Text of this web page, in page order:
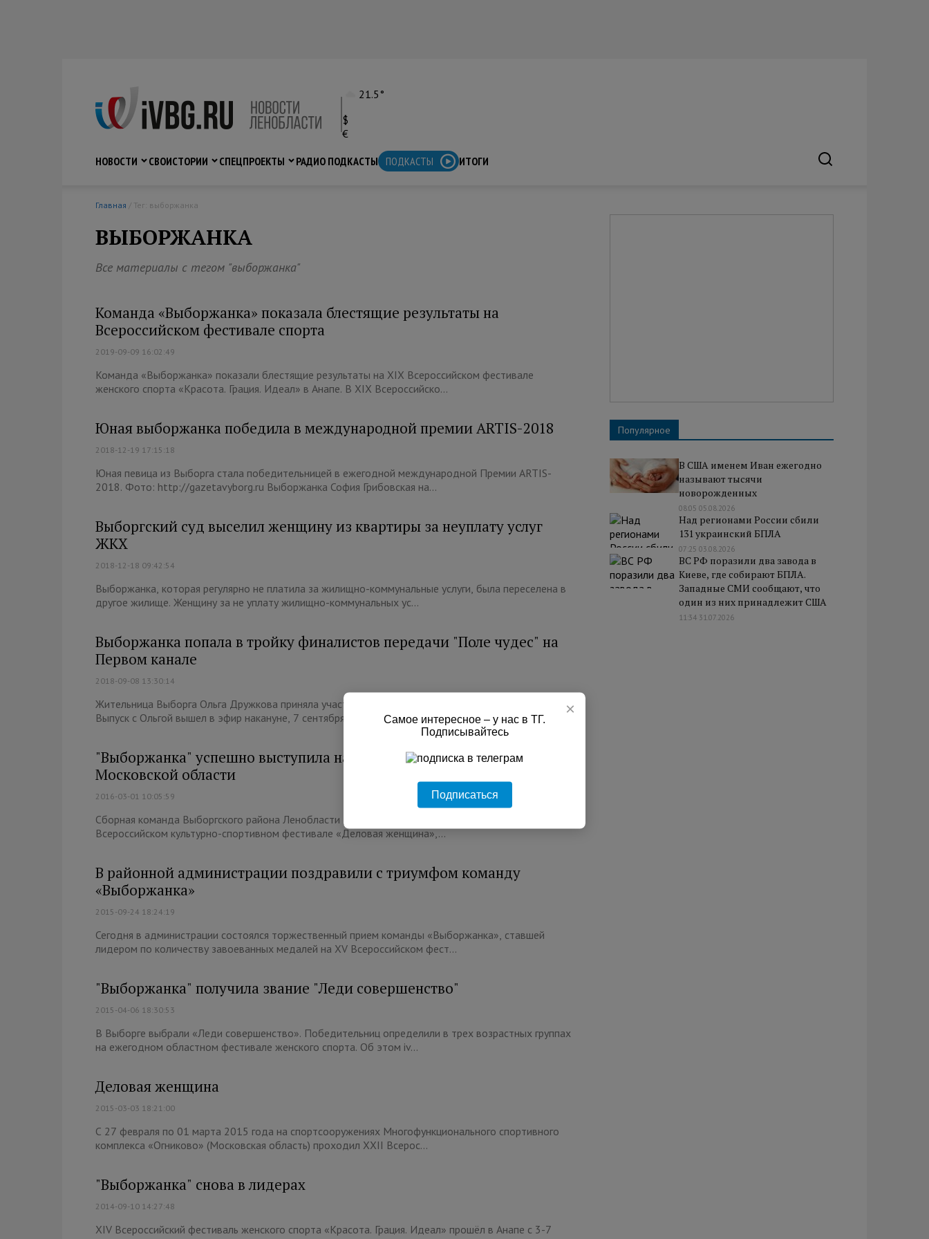
21.5°
$
€
НОВОСТИ
СВОИСТОРИИ СПЕЦПРОЕКТЫ РАДИО ПОДКАСТЫ ПОДКАСТЫ ИТОГИ
Главная / Тег: выборжанка
ВЫБОРЖАНКА
Все материалы с тегом "выборжанка"
Команда «Выборжанка» показала блестящие результаты на
Всероссийском фестивале спорта
2019-09-09 16:02:49
Команда «Выборжанка» показали блестящие результаты на ХIX Всероссийском фестивале
женского спорта «Красота. Грация. Идеал» в Анапе. В ХIX Всероссийско...
Юная выборжанка победила в международной премии ARTIS-2018
2018-12-19 17:15:18
Юная певица из Выборга стала победительницей в ежегодной международной Премии ARTIS-
2018. Фото: http://gazetavyborg.ru Выборжанка София Грибовская на...
Выборгский суд выселил женщину из квартиры за неуплату услуг
ЖКХ
2018-12-18 09:42:54
Выборжанка, которая регулярно не платила за жилищно-коммунальные услуги, была переселена в
другое жилище. Женщину за не уплату жилищно-коммунальных ус...
Выборжанка попала в тройку финалистов передачи "Поле чудес" на
Первом канале
2018-09-08 13:30:14
Жительница Выборга Ольга Дружкова приняла участие в популярной телепередаче "Поле чудес".
Выпуск с Ольгой вышел в эфир накануне, 7 сентября. Уроженка...
"Выборжанка" успешно выступила на фестивале "Деловая женщина" в
Московской области
2016-03-01 10:05:59
Сборная команда Выборгского района Ленобласти достойно представила наш район на XXIII
Всероссийском культурно-спортивном фестивале «Деловая женщина»,...
В районной администрации поздравили с триумфом команду
«Выборжанка»
2015-09-24 18:24:19
Сегодня в администрации состоялся торжественный прием команды «Выборжанка», ставшей
лидером по количеству завоеванных медалей на XV Всероссийском фест...
"Выборжанка" получила звание "Леди совершенство"
2015-04-06 18:30:53
В Выборге выбрали «Леди совершенство». Победительниц определили в трех возрастных группах
на ежегодном областном фестивале женского спорта. Об этом iv...
Деловая женщина
2015-03-03 18:21:00
С 27 февраля по 01 марта 2015 года на спортсооружениях Многофункционального спортивного
комплекса «Огниково» (Московская область) проходил XXII Всерос...
"Выборжанка" снова в лидерах
2014-09-10 14:27:48
XIV Всероссийский фестиваль женского спорта «Красота. Грация. Идеал» прошёл в Анапе с 3-7
Популярное
В США именем Иван ежегодно
называют тысячи
новорожденных
08:05 05.08.2026
Над регионами России сбили
131 украинский БПЛА
07:25 03.08.2026
ВС РФ поразили два завода в
Киеве, где собирают БПЛА.
Западные СМИ сообщают, что
один из них принадлежит США
11:34 31.07.2026
×
Самое интересное – у нас в ТГ.
Подписывайтесь
Подписаться